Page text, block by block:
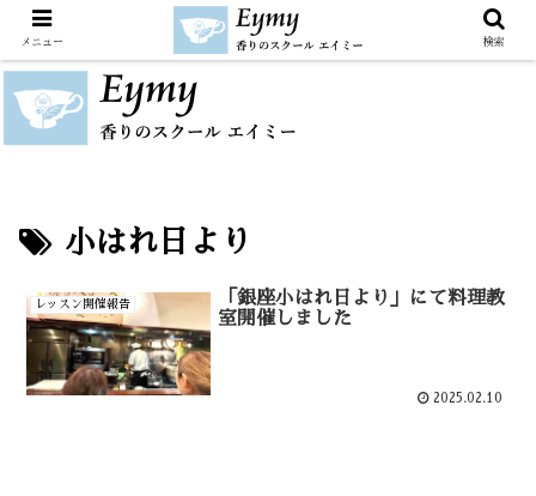
小はれ日より
レッスン開催報告
「銀座小はれ日より」にて料理教
室開催しました
2025.02.10
メニュー 検索